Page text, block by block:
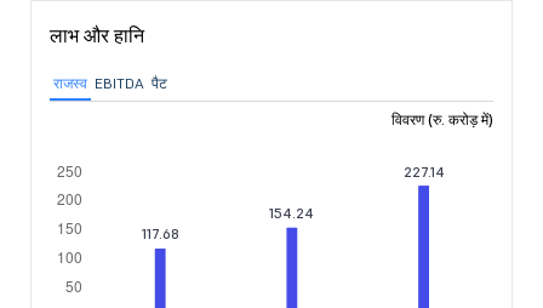
लाभ और हानि
राजस्व EBITDA पैट
विवरण (रु. करोड़ में)